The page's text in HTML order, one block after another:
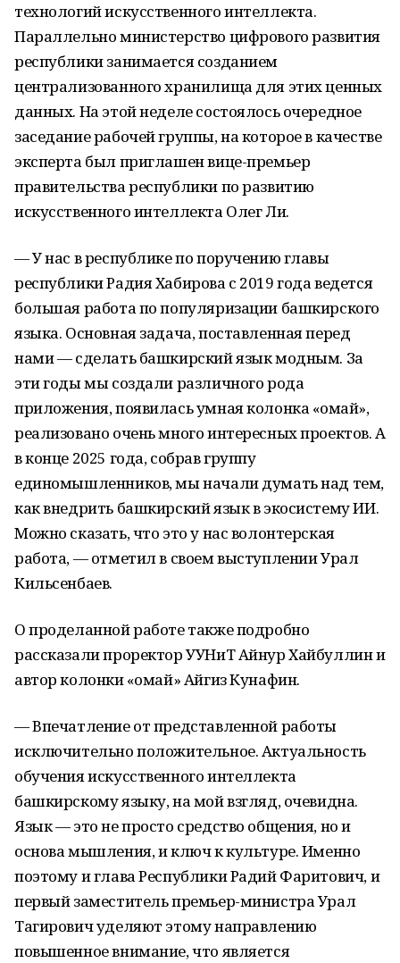
технологий искусственного интеллекта.
Параллельно министерство цифрового развития
республики занимается созданием
централизованного хранилища для этих ценных
данных. На этой неделе состоялось очередное
заседание рабочей группы, на которое в качестве
эксперта был приглашен вице-премьер
правительства республики по развитию
искусственного интеллекта Олег Ли.
— У нас в республике по поручению главы
республики Радия Хабирова с 2019 года ведется
большая работа по популяризации башкирского
языка. Основная задача, поставленная перед
нами — сделать башкирский язык модным. За
эти годы мы создали различного рода
приложения, появилась умная колонка «Һомай»,
реализовано очень много интересных проектов. А
в конце 2025 года, собрав группу
единомышленников, мы начали думать над тем,
как внедрить башкирский язык в экосистему ИИ.
Можно сказать, что это у нас волонтерская
работа, — отметил в своем выступлении Урал
Кильсенбаев.
О проделанной работе также подробно
рассказали проректор УУНиТ Айнур Хайбуллин и
автор колонки «Һомай» Айгиз Кунафин.
— Впечатление от представленной работы
исключительно положительное. Актуальность
обучения искусственного интеллекта
башкирскому языку, на мой взгляд, очевидна.
Язык — это не просто средство общения, но и
основа мышления, и ключ к культуре. Именно
поэтому и глава Республики Радий Фаритович, и
первый заместитель премьер-министра Урал
Тагирович уделяют этому направлению
повышенное внимание, что является